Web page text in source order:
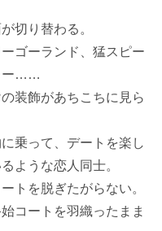
切り替わる。
ゴーランド、猛スピー
ー……
装飾があちこちに見ら
乗って、デートを楽し
ような恋人同士。
トを脱ぎたがらない。
コートを羽織ったまま